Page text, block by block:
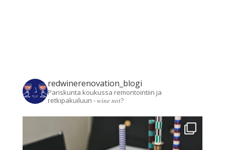
redwinerenovation_blogi
Pariskunta koukussa remontointiin ja
retkipakuiluun - 𝑤𝑖𝑛𝑒 𝑛𝑜𝑡?